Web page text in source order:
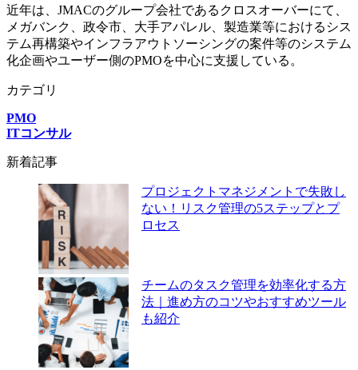
近年は、JMACのグループ会社であるクロスオーバーにて、
メガバンク、政令市、大手アパレル、製造業等におけるシス
テム再構築やインフラアウトソーシングの案件等のシステム
化企画やユーザー側のPMOを中心に支援している。
カテゴリ
PMO
ITコンサル
新着記事
プロジェクトマネジメントで失敗し
ない！リスク管理の5ステップとプ
ロセス
チームのタスク管理を効率化する方
法｜進め方のコツやおすすめツール
も紹介